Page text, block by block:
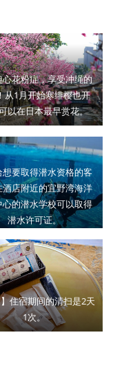
心花粉症，享受冲绳的
从1月开始寒绯樱也开
以在日本最早赏花。
想要取得潜水资格的客
酒店附近的宜野湾海洋
心的潜水学校可以取得
潜水许可证。
住宿期间的清扫是2天
1次。